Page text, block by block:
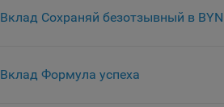
Вклад Сохраняй безотзывный в BYN
Вклад Формула успеха